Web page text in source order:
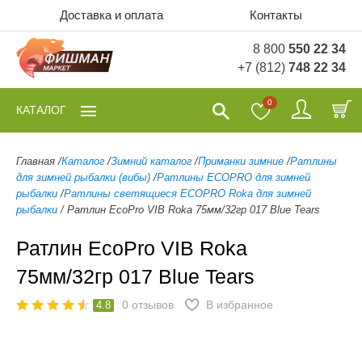
Доставка и оплата Контакты
8 800 550 22 34
+7 (812) 748 22 34
0
КАТАЛОГ
Главная /Каталог /Зимний каталог /Приманки зимние /Ратлины
для зимней рыбалки (вибы) /Ратлины ECOPRO для зимней
рыбалки /Ратлины светящиеся ECOPRO Roka для зимней
рыбалки / Ратлин EcoPro VIB Roka 75мм/32гр 017 Blue Tears
Ратлин EcoPro VIB Roka
75мм/32гр 017 Blue Tears
4.8 0 отзывов В избранное